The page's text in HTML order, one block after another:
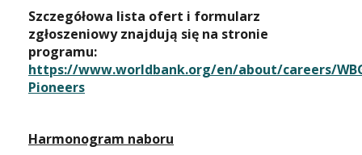
Szczegółowa lista ofert i formularz
zgłoszeniowy znajdują się na stronie
programu:
https://www.worldbank.org/en/about/careers/
Pioneers
Harmonogram naboru